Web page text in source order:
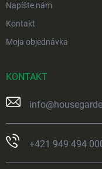
Napíšte nám
Kontakt
Moja objednávka
KONTAKT
info@
+421 949 494